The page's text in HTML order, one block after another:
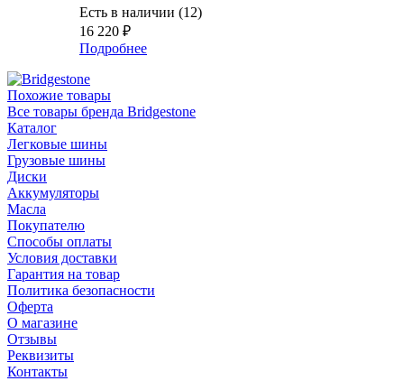
Есть в наличии (12)
16 220 ₽
Подробнее
Похожие товары
Все товары бренда Bridgestone
Каталог
Легковые шины
Грузовые шины
Диски
Аккумуляторы
Масла
Покупателю
Способы оплаты
Условия доставки
Гарантия на товар
Политика безопасности
Оферта
О магазине
Отзывы
Реквизиты
Контакты